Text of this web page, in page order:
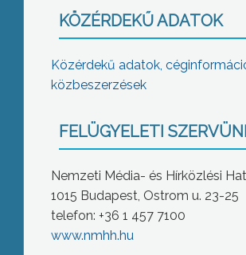
KÖZÉRDEKŰ ADATOK
Közérdekű adatok,
közbeszerzések
FELÜGYELETI
Nemzeti Média- és Hírközlési
1015 Budapest, Ostrom u. 23-25
telefon: +36 1 457 7100
www.nmhh.hu